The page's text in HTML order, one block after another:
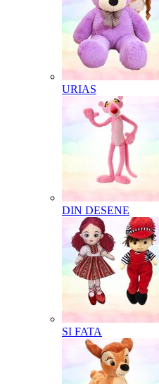
URIAS
DIN DESENE
SI FATA